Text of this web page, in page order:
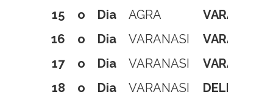
15
o Dia AGRA
VARANASI
16
o Dia VARANASI
VARANASI
17
o Dia VARANASI
VARANASI
18
o Dia VARANASI
DELHI